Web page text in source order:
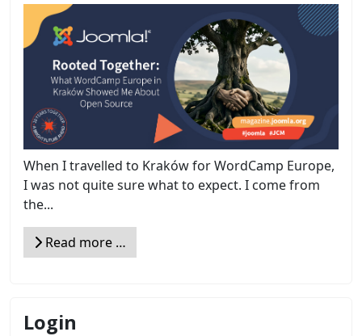
When I travelled to Kraków for WordCamp Europe,
I was not quite sure what to expect. I come from
the...
Read more …
Login